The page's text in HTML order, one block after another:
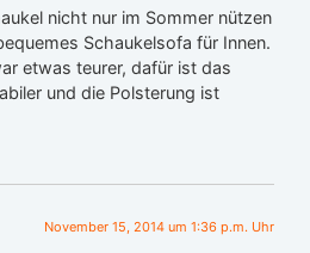
nicht nur im Sommer nützen
Schaukelsofa für Innen.
etwas teurer, dafür ist das
und die Polsterung ist
November 15, 2014 um 1:36 p.m. Uhr